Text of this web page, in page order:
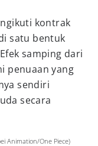
kontrak
satu bentuk
samping dari
penuaan yang
sendiri
secara
Animation/One Piece)